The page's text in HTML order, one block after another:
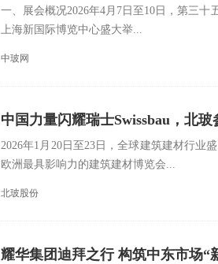
全球玻璃行业新高度
一、展会概况2026年4月7日至10日，第三十
上海新国际博览中心盛大举...
中玻网
中国力量闪耀瑞士Swissbau，北
2026年1月20日至23日，全球建筑建材行业
欧洲最具影响力的建筑建材博览会...
北玻股份
耀华集团迪拜之行 构筑中东市场“